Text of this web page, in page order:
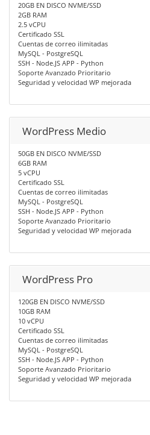
20GB EN DISCO NVME/SSD
2GB RAM
2.5 vCPU
Certificado SSL
Cuentas de correo ilimitadas
MySQL - PostgreSQL
SSH - Node.JS APP - Python
Soporte Avanzado Prioritario
Seguridad y velocidad WP mejorada
WordPress Medio
50GB EN DISCO NVME/SSD
6GB RAM
5 vCPU
Certificado SSL
Cuentas de correo ilimitadas
MySQL - PostgreSQL
SSH - Node.JS APP - Python
Soporte Avanzado Prioritario
Seguridad y velocidad WP mejorada
WordPress Pro
120GB EN DISCO NVME/SSD
10GB RAM
10 vCPU
Certificado SSL
Cuentas de correo ilimitadas
MySQL - PostgreSQL
SSH - Node.JS APP - Python
Soporte Avanzado Prioritario
Seguridad y velocidad WP mejorada